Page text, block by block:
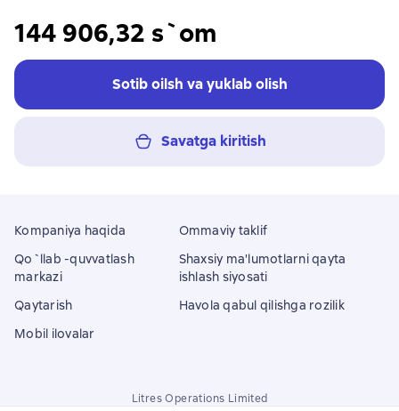
144 906,32 s`om
Sotib oilsh va yuklab olish
Savatga kiritish
Kompaniya haqida
Qo`llab -quvvatlash
markazi
Qaytarish
Mobil ilovalar
Ommaviy taklif
Shaxsiy ma'lumotlarni qayta
ishlash siyosati
Havola qabul qilishga rozilik
Litres Operations Limited